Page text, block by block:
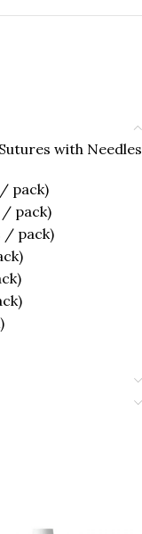
with Needles
/ pack)
/ pack)
/ pack)